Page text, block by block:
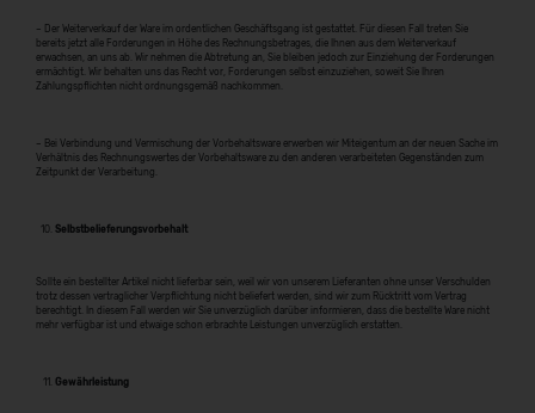
– Der Weiterverkauf der Ware im ordentlichen Geschäftsgang ist gestattet. Für diesen Fall treten Sie
bereits jetzt alle Forderungen in Höhe des Rechnungsbetrages, die Ihnen aus dem Weiterverkauf
erwachsen, an uns ab. Wir nehmen die Abtretung an, Sie bleiben jedoch zur Einziehung der Forderungen
ermächtigt. Wir behalten uns das Recht vor, Forderungen selbst einzuziehen, soweit Sie Ihren
Zahlungspflichten nicht ordnungsgemäß nachkommen.
– Bei Verbindung und Vermischung der Vorbehaltsware erwerben wir Miteigentum an der neuen Sache im
Verhältnis des Rechnungswertes der Vorbehaltsware zu den anderen verarbeiteten Gegenständen zum
Zeitpunkt der Verarbeitung.
Selbstbelieferungsvorbehalt
Sollte ein bestellter Artikel nicht lieferbar sein, weil wir von unserem Lieferanten ohne unser Verschulden
trotz dessen vertraglicher Verpflichtung nicht beliefert werden, sind wir zum Rücktritt vom Vertrag
berechtigt. In diesem Fall werden wir Sie unverzüglich darüber informieren, dass die bestellte Ware nicht
mehr verfügbar ist und etwaige schon erbrachte Leistungen unverzüglich erstatten.
Gewährleistung